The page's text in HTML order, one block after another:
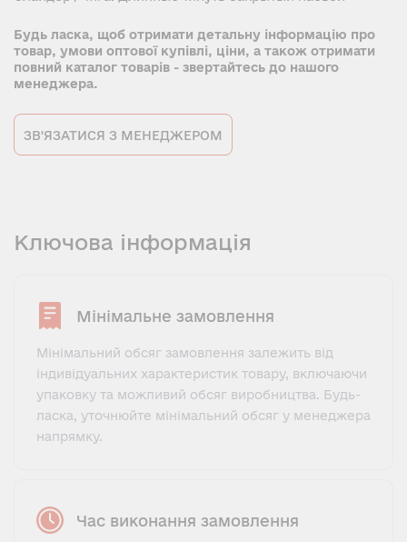
Будь ласка, щоб отримати детальну інформацію про
товар, умови оптової купівлі, ціни, а також отримати
повний каталог товарів - звертайтесь до нашого
менеджера.
ЗВ'ЯЗАТИСЯ З МЕНЕДЖЕРОМ
Ключова інформація
Мінімальне замовлення
Мінімальний обсяг замовлення залежить від
індивідуальних характеристик товару, включаючи
упаковку та можливий обсяг виробництва. Будь-
ласка, уточнюйте мінімальний обсяг у менеджера
напрямку.
Час виконання замовлення